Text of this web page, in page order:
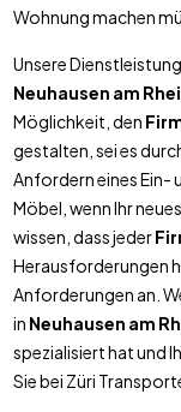
Wohnung machen
Unsere
Neuhausen am
Möglichkeit, den
gestalten, sei es
Anfordern eines Ein-
Möbel, wenn Ihr
wissen, dass jeder
Herausforderungen
Anforderungen an.
in Neuhausen am
spezialisiert hat und
Sie bei Züri